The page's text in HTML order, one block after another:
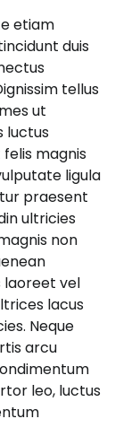
etiam
duis
tellus
ut
luctus
magnis
ligula
praesent
ultricies
non
laoreet vel
lacus
Neque
arcu
leo, luctus